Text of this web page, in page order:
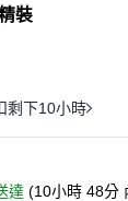
裝
剩下10小時
達 (10小時 48分